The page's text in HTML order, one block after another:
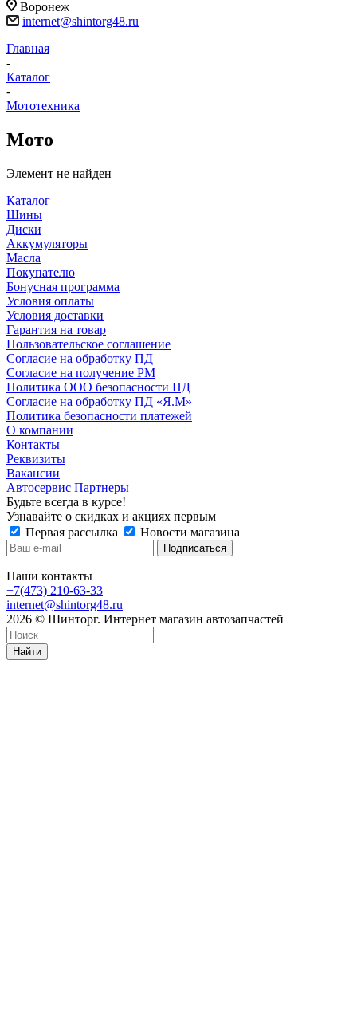
Воронеж
internet@shintorg48.ru
Главная
-
Каталог
-
Мототехника
Мото
Элемент не найден
Каталог
Шины
Диски
Аккумуляторы
Масла
Покупателю
Бонусная программа
Условия оплаты
Условия доставки
Гарантия на товар
Пользовательское соглашение
Согласие на обработку ПД
Согласие на получение РМ
Политика ООО безопасности ПД
Согласие на обработку ПД «Я.М»
Политика безопасности платежей
О компании
Контакты
Реквизиты
Вакансии
Автосервис Партнеры
Будьте всегда в курсе!
Узнавайте о скидках и акциях первым
Первая рассылка
Новости магазина
Наши контакты
+7(473) 210-63-33
internet@shintorg48.ru
2026 © Шинторг. Интернет магазин автозапчастей
Найти